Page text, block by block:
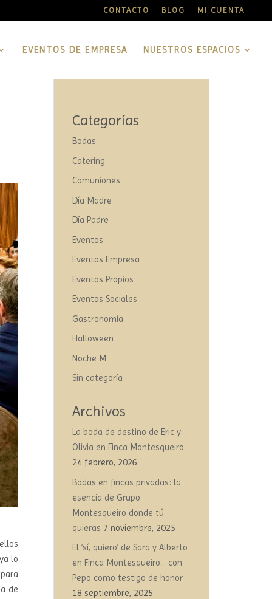
CONTACTO BLOG MI CUENTA
EVENTOS DE EMPRESA NUESTROS ESPACIOS
lo
de
Categorías
Bodas
Catering
Comuniones
Día Madre
Día Padre
Eventos
Eventos Empresa
Eventos Propios
Eventos Sociales
Gastronomía
Halloween
Noche M
Sin categoría
Archivos
La boda de destino de Eric y
Olivia en Finca Montesqueiro
24 febrero, 2026
Bodas en fincas privadas: la
esencia de Grupo
Montesqueiro donde tú
quieras 7 noviembre, 2025
El ‘sí, quiero’ de Sara y Alberto
en Finca Montesqueiro… con
Pepo como testigo de honor
18 septiembre, 2025